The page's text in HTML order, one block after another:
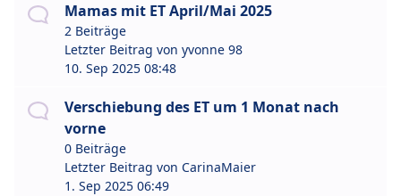
Mamas mit ET April/Mai 2025
2 Beiträge
Letzter Beitrag von yvonne 98
10. Sep 2025 08:48
Verschiebung des ET um 1 Monat nach
vorne
0 Beiträge
Letzter Beitrag von CarinaMaier
1. Sep 2025 06:49